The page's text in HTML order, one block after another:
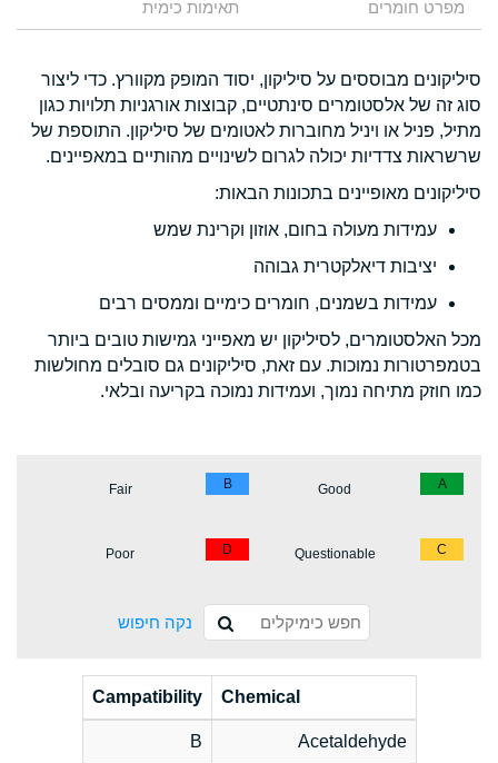
מפרט חומרים תאימות כימית
סיליקונים מבוססים על סיליקון, יסוד המופק מקוורץ. כדי ליצור
סוג זה של אלסטומרים סינתטיים, קבוצות אורגניות תלויות כגון
מתיל, פניל או ויניל מחוברות לאטומים של סיליקון. התוספת של
שרשראות צדדיות יכולה לגרום לשינויים מהותיים במאפיינים.
סיליקונים מאופיינים בתכונות הבאות:
עמידות מעולה בחום, אוזון וקרינת שמש
יציבות דיאלקטרית גבוהה
עמידות בשמנים, חומרים כימיים וממסים רבים
מכל האלסטומרים, לסיליקון יש מאפייני גמישות טובים ביותר
בטמפרטורות נמוכות. עם זאת, סיליקונים גם סובלים מחולשות
כמו חוזק מתיחה נמוך, ועמידות נמוכה בקריעה ובלאי.
A
Good
B
Fair
C
Questionable
D
Poor
נקה חיפוש
Chemical
Campatibility
Acetaldehyde
B